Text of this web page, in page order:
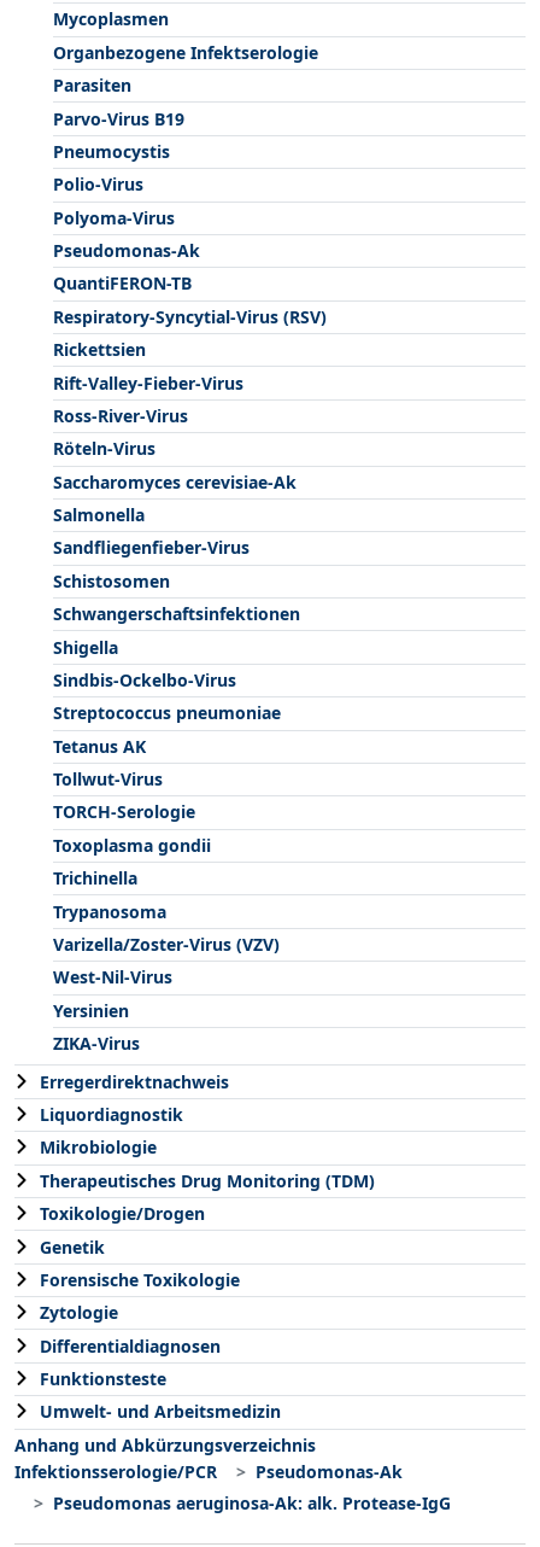
Mycoplasmen
Organbezogene Infektserologie
Parasiten
Parvo-Virus B19
Pneumocystis
Polio-Virus
Polyoma-Virus
Pseudomonas-Ak
QuantiFERON-TB
Respiratory-Syncytial-Virus (RSV)
Rickettsien
Rift-Valley-Fieber-Virus
Ross-River-Virus
Röteln-Virus
Saccharomyces cerevisiae-Ak
Salmonella
Sandfliegenfieber-Virus
Schistosomen
Schwangerschaftsinfektionen
Shigella
Sindbis-Ockelbo-Virus
Streptococcus pneumoniae
Tetanus AK
Tollwut-Virus
TORCH-Serologie
Toxoplasma gondii
Trichinella
Trypanosoma
Varizella/Zoster-Virus (VZV)
West-Nil-Virus
Yersinien
ZIKA-Virus
Erregerdirektnachweis
Liquordiagnostik
Mikrobiologie
Therapeutisches Drug Monitoring (TDM)
Toxikologie/Drogen
Genetik
Forensische Toxikologie
Zytologie
Differentialdiagnosen
Funktionsteste
Umwelt- und Arbeitsmedizin
Anhang und Abkürzungsverzeichnis
Infektionsserologie/PCR
Pseudomonas-Ak
Pseudomonas aeruginosa-Ak: alk. Protease-IgG